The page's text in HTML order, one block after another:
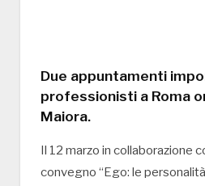
Due appuntamenti
professionisti a Roma
Maiora.
Il 12 marzo in collaborazione
convegno “Ego: le